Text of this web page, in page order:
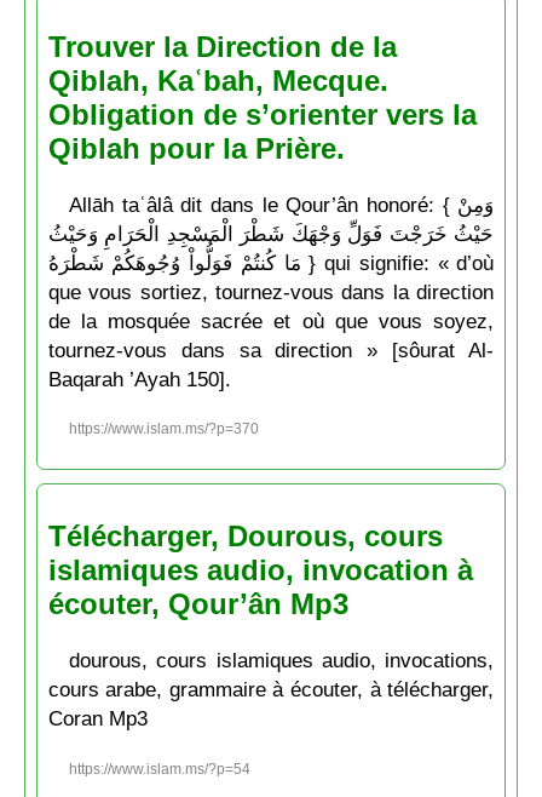
Trouver la Direction de la
Qiblah, Kaʿbah, Mecque.
Obligation de s’orienter vers la
Qiblah pour la Prière.
Allāh taʿâlâ dit dans le Qour’ân honoré: { وَمِنْ
حَيْثُ خَرَجْتَ فَوَلِّ وَجْهَكَ شَطْرَ الْمَسْجِدِ الْحَرَامِ وَحَيْثُ
مَا كُنتُمْ فَوَلُّواْ وُجُوهَكُمْ شَطْرَهُ } qui signifie: « d’où
que vous sortiez, tournez-vous dans la direction
de la mosquée sacrée et où que vous soyez,
tournez-vous dans sa direction » [sôurat Al-
Baqarah ’Ayah 150].
https://www.islam.ms/?p=370
Télécharger, Dourous, cours
islamiques audio, invocation à
écouter, Qour’ân Mp3
dourous, cours islamiques audio, invocations,
cours arabe, grammaire à écouter, à télécharger,
Coran Mp3
https://www.islam.ms/?p=54